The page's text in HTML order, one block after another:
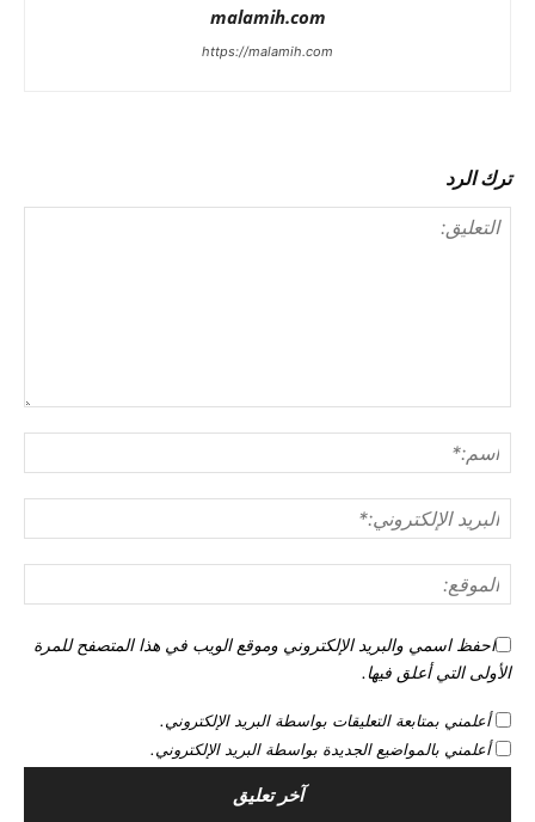
malamih.com
https://malamih.com
ترك الرد
احفظ اسمي والبريد الإلكتروني وموقع الويب في هذا المتصفح للمرة
الأولى التي أعلق فيها.
أعلمني بمتابعة التعليقات بواسطة البريد الإلكتروني.
أعلمني بالمواضيع الجديدة بواسطة البريد الإلكتروني.